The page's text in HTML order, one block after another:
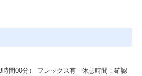
時間00分） フレックス有 休憩時間：確認